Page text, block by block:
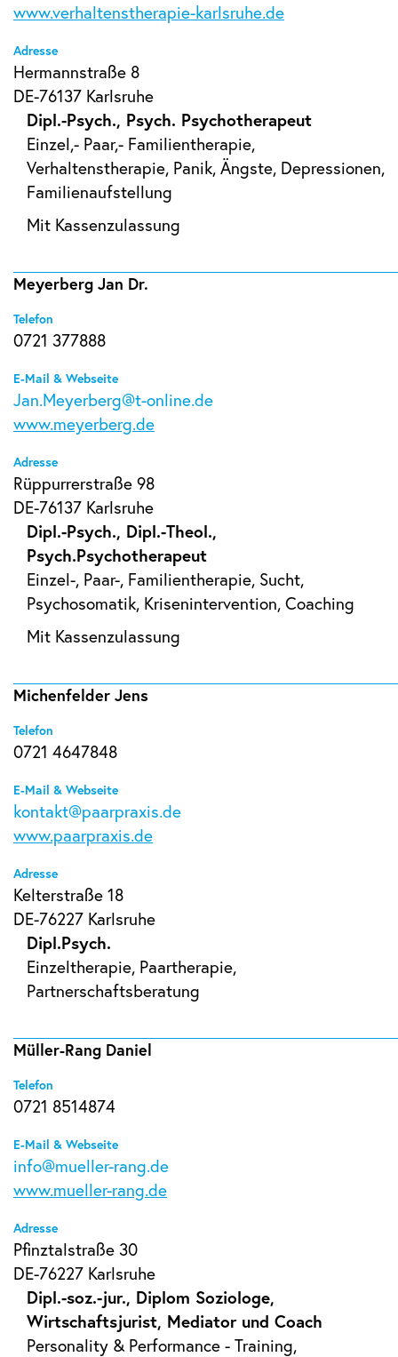
www.verhaltenstherapie-karlsruhe.de
Adresse
Hermannstraße 8
DE-76137 Karlsruhe
Dipl.-Psych., Psych. Psychotherapeut
Einzel,- Paar,- Familientherapie,
Verhaltenstherapie, Panik, Ängste, Depressionen,
Familienaufstellung
Mit Kassenzulassung
Meyerberg Jan Dr.
Telefon
0721 377888
E-Mail & Webseite
Jan.Meyerberg@t-online.de
www.meyerberg.de
Adresse
Rüppurrerstraße 98
DE-76137 Karlsruhe
Dipl.-Psych., Dipl.-Theol.,
Psych.Psychotherapeut
Einzel-, Paar-, Familientherapie, Sucht,
Psychosomatik, Krisenintervention, Coaching
Mit Kassenzulassung
Michenfelder Jens
Telefon
0721 4647848
E-Mail & Webseite
kontakt@paarpraxis.de
www.paarpraxis.de
Adresse
Kelterstraße 18
DE-76227 Karlsruhe
Dipl.Psych.
Einzeltherapie, Paartherapie,
Partnerschaftsberatung
Müller-Rang Daniel
Telefon
0721 8514874
E-Mail & Webseite
info@mueller-rang.de
www.mueller-rang.de
Adresse
Pfinztalstraße 30
DE-76227 Karlsruhe
Dipl.-soz.-jur., Diplom Soziologe,
Wirtschaftsjurist, Mediator und Coach
Personality & Performance - Training,